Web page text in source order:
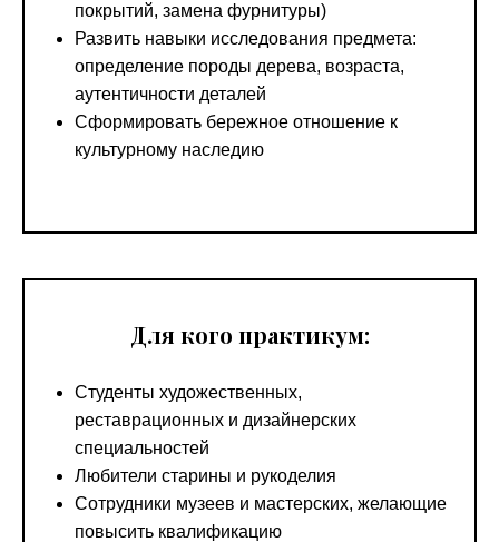
покрытий, замена фурнитуры)
Развить навыки исследования предмета:
определение породы дерева, возраста,
аутентичности деталей
Сформировать бережное отношение к
культурному наcледию
Для кого практикум:
Студенты художественных,
реставрационных и дизайнерских
специальностей
Любители старины и рукоделия
Сотрудники музеев и мастерских, желающие
повысить квалификацию